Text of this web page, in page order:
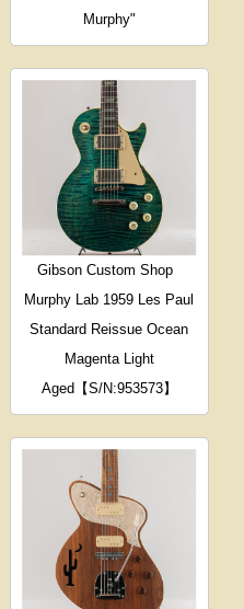
Murphy"
Gibson Custom Shop
Murphy Lab 1959 Les Paul
Standard Reissue Ocean
Magenta Light
Aged【S/N:953573】